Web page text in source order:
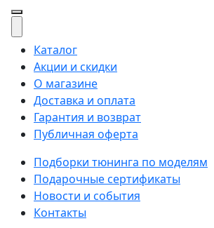
Каталог
Акции и скидки
О магазине
Доставка и оплата
Гарантия и возврат
Публичная оферта
Подборки тюнинга по моделям
Подарочные сертификаты
Новости и события
Контакты